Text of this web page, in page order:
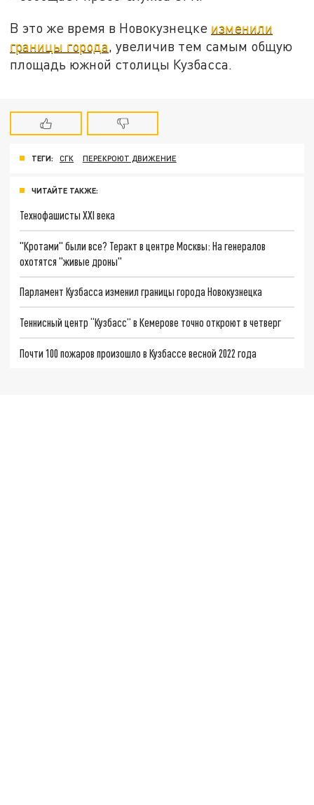
В это же время в Новокузнецке изменили
границы города, увеличив тем самым общую
площадь южной столицы Кузбасса.
ТЕГИ: СГК ПЕРЕКРОЮТ ДВИЖЕНИЕ
ЧИТАЙТЕ ТАКЖЕ:
Технофашисты XXI века
"Кротами" были все? Теракт в центре Москвы: На генералов
охотятся "живые дроны"
Парламент Кузбасса изменил границы города Новокузнецка
Теннисный центр “Кузбасс” в Кемерове точно откроют в четверг
Почти 100 пожаров произошло в Кузбассе весной 2022 года